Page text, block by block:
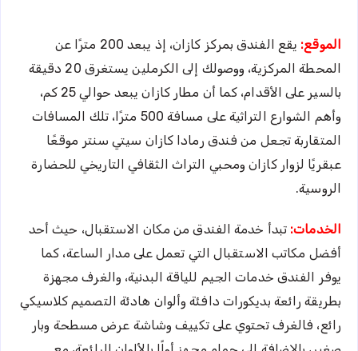
الموقع:
يقع الفندق بمركز كازان، إذ يبعد 200 مترًا عن
المحطة المركزية، ووصولك إلى الكرملين يستغرق 20 دقيقة
بالسير على الأقدام، كما أن مطار كازان يبعد حوالي 25 كم،
وأهم الشوارع التراثية على مسافة 500 مترًا، تلك المسافات
المتقاربة تجعل من فندق رمادا كازان سيتي سنتر موقعًا
عبقريًا لزوار كازان ومحبي التراث الثقافي التاريخي للحضارة
الروسية.
الخدمات: تبدأ خدمة الفندق من مكان الاستقبال، حيث أحد
أفضل مكاتب الاستقبال التي تعمل على مدار الساعة، كما
يوفر الفندق خدمات الجيم للياقة البدنية، والغرف مجهزة
بطريقة رائعة بديكورات دافئة وألوان هادئة التصميم كلاسيكي
رائع، فالغرف تحتوي على تكييف وشاشة عرض مسطحة وبار